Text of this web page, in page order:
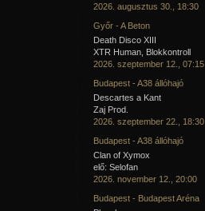
2026. augusztus 30., 18:30
Győr - A Beton
Death Disco XIII
XTR Human, Blokkontroll
2026. szeptember 12., 07:15
Budapest - A38 állóhajó
Descartes a Kant
Zaj Prod.
2026. szeptember 22., 18:30
Budapest - A38 állóhajó
Clan of Xymox
elő: Selofan
2026. november 12., 20:00
Budapest - Budapest Aréna